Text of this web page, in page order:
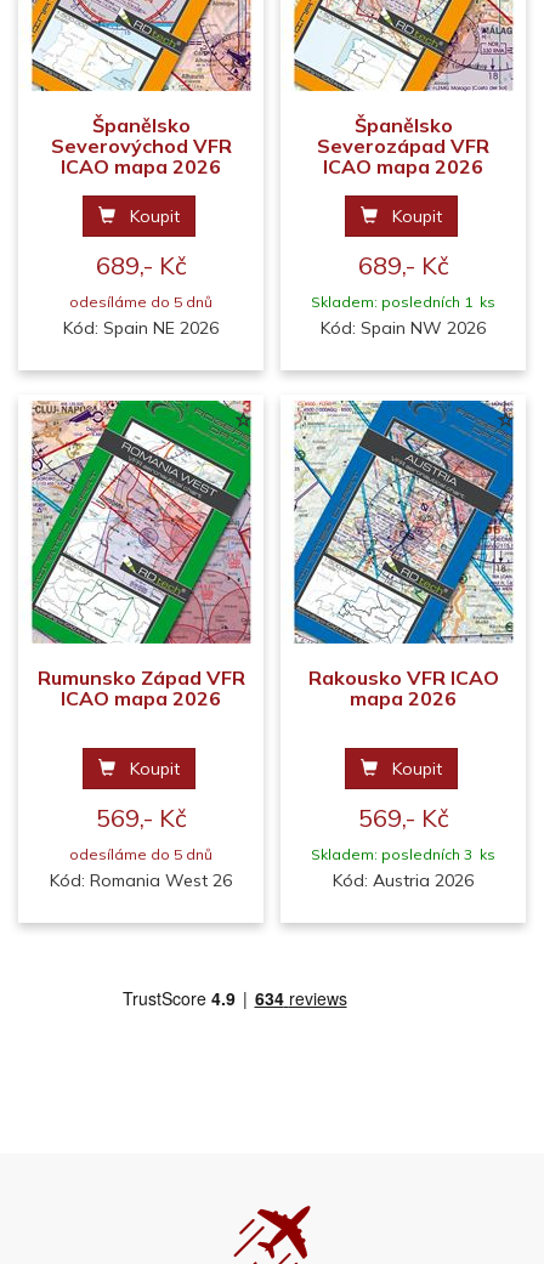
Španělsko
Severovýchod VFR
ICAO mapa 2026
Koupit
689,- Kč
odesíláme do 5 dnů
Kód: Spain NE 2026
Španělsko
Severozápad VFR
ICAO mapa 2026
Koupit
689,- Kč
Skladem: posledních 1 ks
Kód: Spain NW 2026
Rumunsko Západ VFR
ICAO mapa 2026
Koupit
569,- Kč
odesíláme do 5 dnů
Kód: Romania West 26
Rakousko VFR ICAO
mapa 2026
Koupit
569,- Kč
Skladem: posledních 3 ks
Kód: Austria 2026